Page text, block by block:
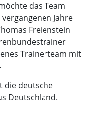
das Team
Jahre
Freienstein
Trainerteam mit
die deutsche
Deutschland.